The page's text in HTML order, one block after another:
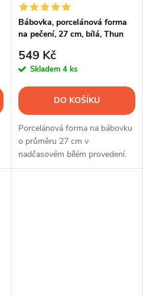
Bábovka, porcelánová forma
na pečení, 27 cm, bílá, Thun
549 Kč
Skladem 4 ks
DO KOŠÍKU
Porcelánová forma na bábovku
o průměru 27 cm v
nadčasovém bílém provedení.
Český porcelán Thun pro